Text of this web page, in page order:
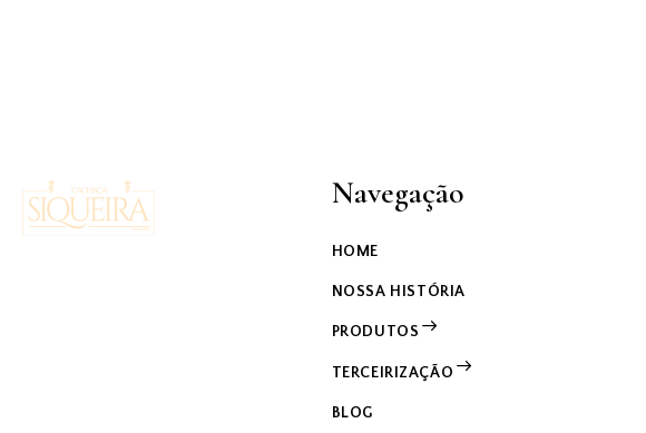
Navegação
HOME
NOSSA HISTÓRIA
PRODUTOS
TERCEIRIZAÇÃO
BLOG